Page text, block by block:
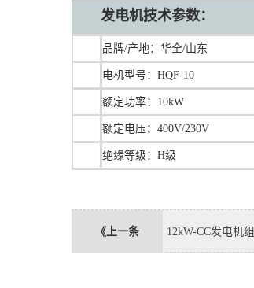
发电机技术参数：
品牌/产地：华全/山东
电机型号：HQF-10
额定功率：10kW
额定电压：400V/230V
绝缘等级：H级
《上一条 12kW-CC发电机组